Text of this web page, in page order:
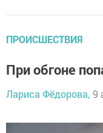
ПРОИСШЕСТВИЯ
При обгоне
Лариса Фёдорова, 9